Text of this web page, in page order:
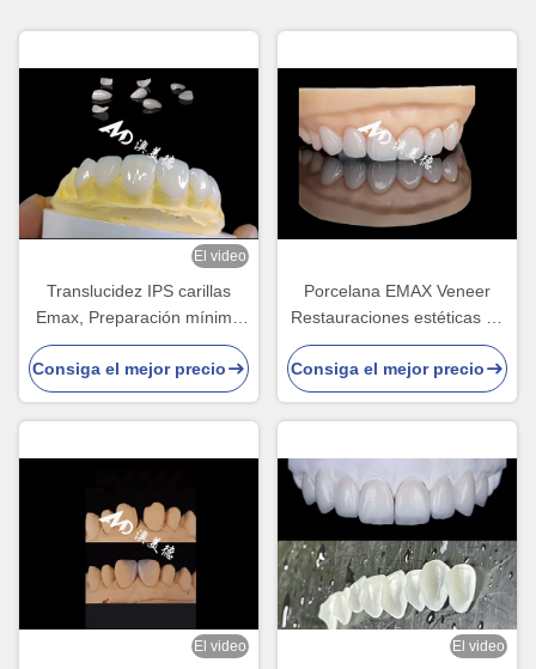
El video
Translucidez IPS carillas
Emax, Preparación mínima
carillas dental Emax
Consiga el mejor precio
Porcelana EMAX Veneer
Restauraciones estéticas de
alta precisión con una
durabilidad superior
Consiga el mejor precio
El video El video